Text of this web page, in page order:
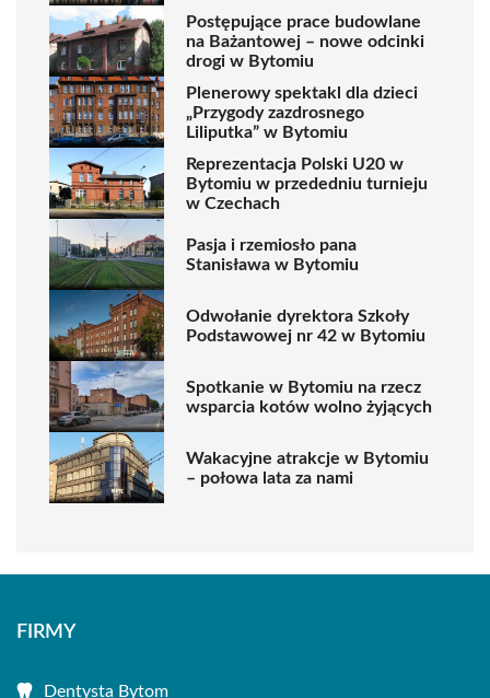
Postępujące prace budowlane
na Bażantowej – nowe odcinki
drogi w Bytomiu
Plenerowy spektakl dla dzieci
„Przygody zazdrosnego
Liliputka” w Bytomiu
Reprezentacja Polski U20 w
Bytomiu w przededniu turnieju
w Czechach
Pasja i rzemiosło pana
Stanisława w Bytomiu
Odwołanie dyrektora Szkoły
Podstawowej nr 42 w Bytomiu
Spotkanie w Bytomiu na rzecz
wsparcia kotów wolno żyjących
Wakacyjne atrakcje w Bytomiu
– połowa lata za nami
FIRMY
Dentysta Bytom